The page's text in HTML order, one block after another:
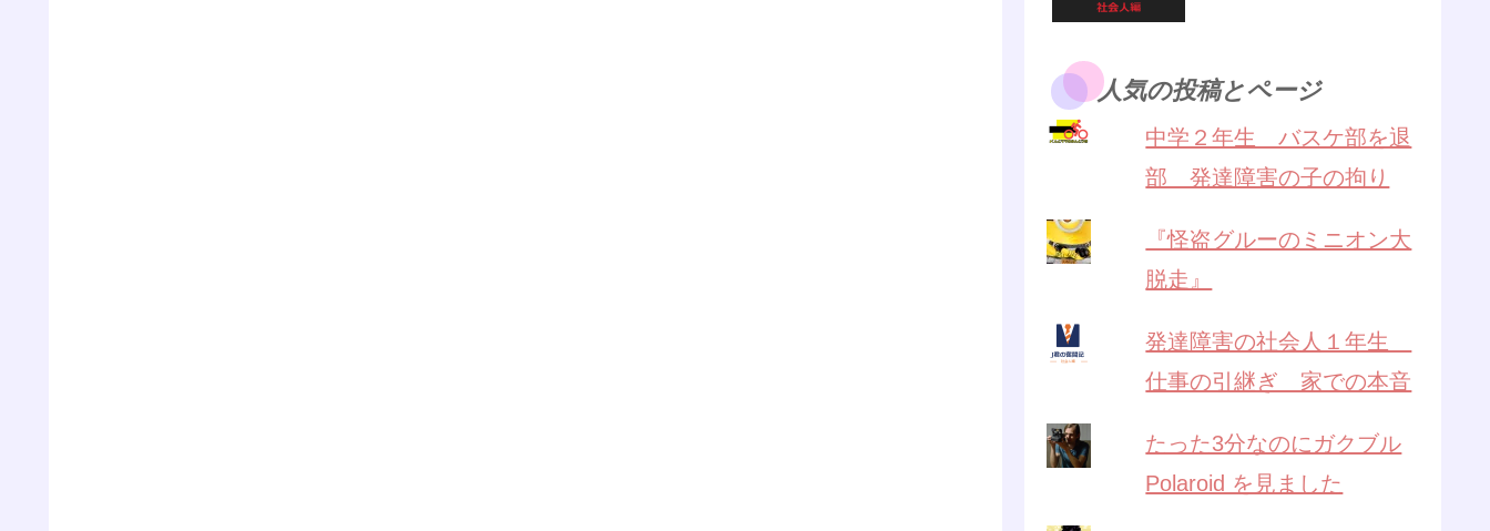
人気の投稿とページ
中学２年生 バスケ部を退
部 発達障害の子の拘り
『怪盗グルーのミニオン大
脱走』
発達障害の社会人１年生
仕事の引継ぎ 家での本音
たった3分なのにガクブル
Polaroid を見ました